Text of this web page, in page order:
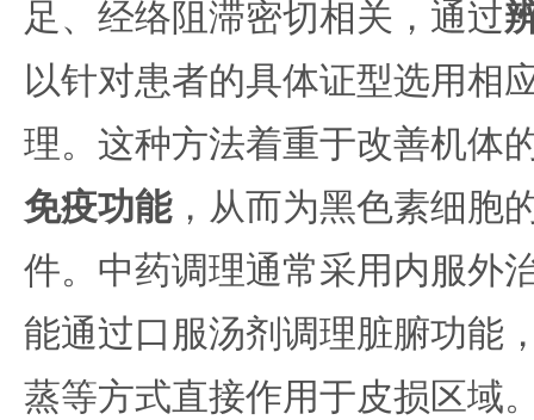
足、经络阻滞密切相关，通过
以针对患者的具体证型选用相
理。这种方法着重于改善机体
免疫功能，从而为黑色素细胞
件。中药调理通常采用内服外
能通过口服汤剂调理脏腑功能
蒸等方式直接作用于皮损区域